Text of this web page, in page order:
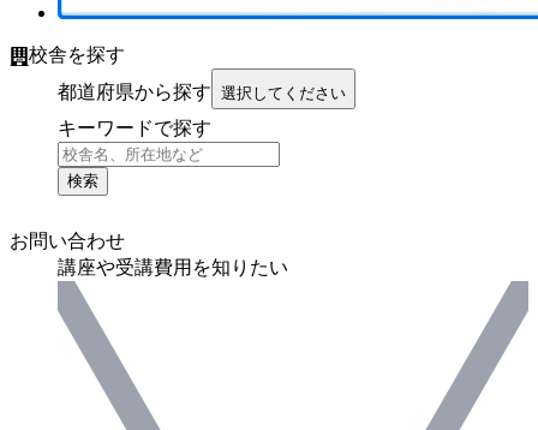
校舎を探す
都道府県から探す 選択してください
キーワードで探す
検索
お問い合わせ
講座や受講費用を知りたい